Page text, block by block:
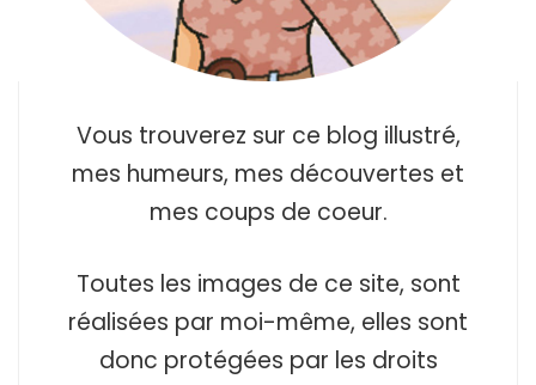
Vous trouverez sur ce blog illustré,
mes humeurs, mes découvertes et
mes coups de coeur.
Toutes les images de ce site, sont
réalisées par moi-même, elles sont
donc protégées par les droits